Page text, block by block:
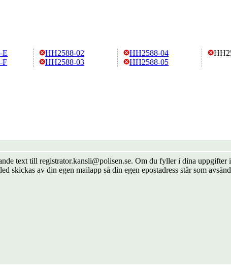
E
F
HH2588-02
HH2588-03
HH2588-04
HH2588-05
text till registrator.kansli@polisen.se. Om du fyller i dina
skickas av din egen mailapp så din egen epostadress står som